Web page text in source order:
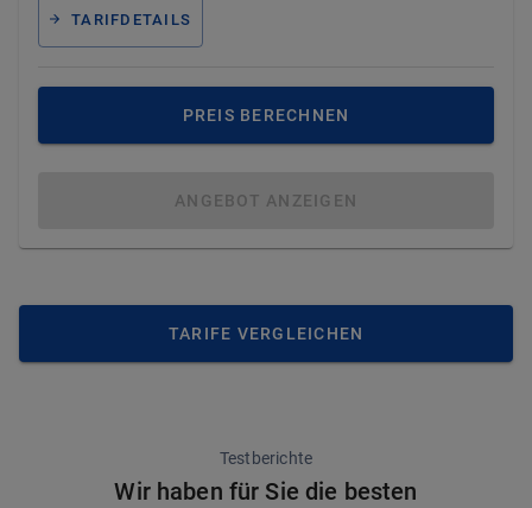
TARIFDETAILS
PREIS BERECHNEN
ANGEBOT ANZEIGEN
TARIFE VERGLEICHEN
Testberichte
Wir haben für Sie die besten